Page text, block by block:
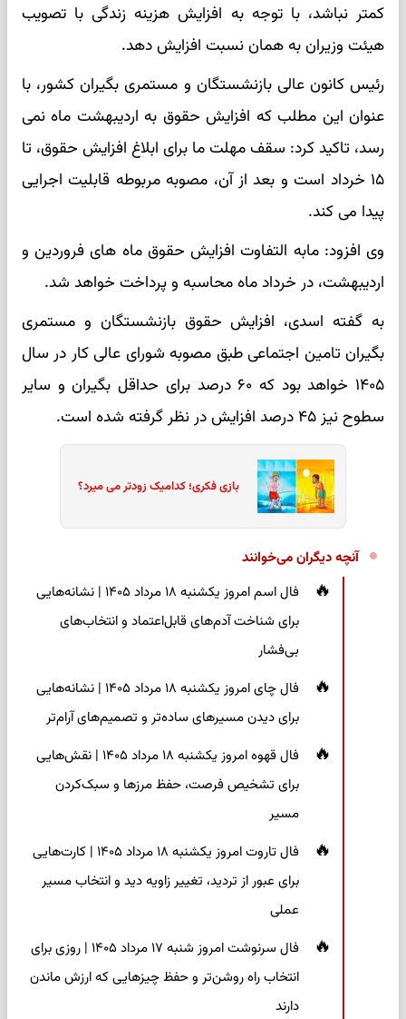
کمتر نباشد، با توجه به افزایش هزینه زندگی با تصویب
هیئت وزیران به همان نسبت افزایش دهد.
رئیس کانون عالی بازنشستگان و مستمری بگیران کشور، با
عنوان این مطلب که افزایش حقوق به اردیبهشت ماه نمی
رسد، تاکید کرد: سقف مهلت ما برای ابلاغ افزایش حقوق، تا
۱۵ خرداد است و بعد از آن، مصوبه مربوطه قابلیت اجرایی
پیدا می کند.
وی افزود: مابه التفاوت افزایش حقوق ماه های فروردین و
اردیبهشت، در خرداد ماه محاسبه و پرداخت خواهد شد.
به گفته اسدی، افزایش حقوق بازنشستگان و مستمری
بگیران تامین اجتماعی طبق مصوبه شورای عالی کار در سال
۱۴۰۵ خواهد بود که ۶۰ درصد برای حداقل بگیران و سایر
سطوح نیز ۴۵ درصد افزایش در نظر گرفته شده است.
بازی فکری؛ کدامیک زودتر می میرد؟
آنچه دیگران می‌خوانند
فال اسم امروز یکشنبه ۱۸ مرداد ۱۴۰۵ | نشانه‌هایی
برای شناخت آدم‌های قابل‌اعتماد و انتخاب‌های
بی‌فشار
فال چای امروز یکشنبه ۱۸ مرداد ۱۴۰۵ | نشانه‌هایی
برای دیدن مسیرهای ساده‌تر و تصمیم‌های آرام‌تر
فال قهوه امروز یکشنبه ۱۸ مرداد ۱۴۰۵ | نقش‌هایی
برای تشخیص فرصت، حفظ مرزها و سبک‌کردن
مسیر
فال تاروت امروز یکشنبه ۱۸ مرداد ۱۴۰۵ | کارت‌هایی
برای عبور از تردید، تغییر زاویه دید و انتخاب مسیر
عملی
فال سرنوشت امروز شنبه ۱۷ مرداد ۱۴۰۵ | روزی برای
انتخاب راه روشن‌تر و حفظ چیزهایی که ارزش ماندن
دارند